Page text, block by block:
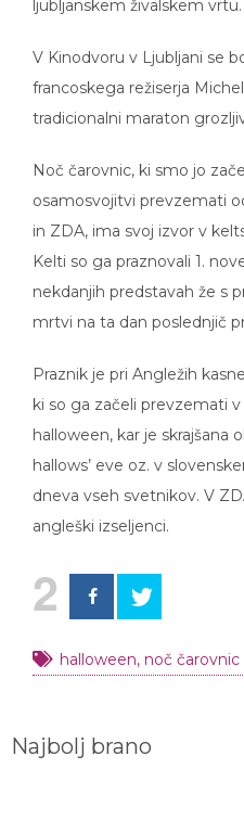
ljubljanskem živalskem vrtu.
V Kinodvoru v Ljubljani se
francoskega režiserja
tradicionalni maraton
Noč čarovnic, ki smo jo
osamosvojitvi prevzemati
in ZDA, ima svoj izvor v
Kelti so ga praznovali 1.
nekdanjih predstavah že s
mrtvi na ta dan poslednjič
Praznik je pri Angležih
ki so ga začeli prevzemati
halloween, kar je skrajšana
hallows’ eve oz. v
dneva vseh svetnikov. V
angleški izseljenci.
2
halloween, noč čarovnic
Najbolj brano